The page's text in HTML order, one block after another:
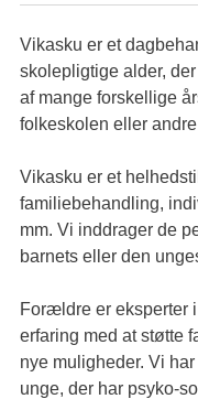
Vikasku er et
skolepligtige alder,
af mange forskellige
folkeskolen eller
Vikasku er et
familiebehandling,
mm. Vi inddrager de
barnets eller den
Forældre er eksperter
erfaring med at støtte
nye muligheder. Vi
unge, der har psyko-